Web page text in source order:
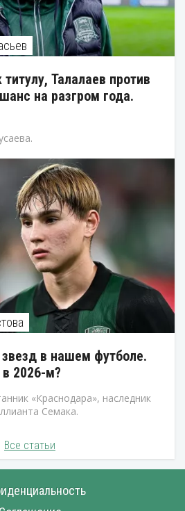
Талалаев против
на разгром года.
в нашем футболе.
2026-м?
«Краснодара», наследник
Семака.
Все статьи